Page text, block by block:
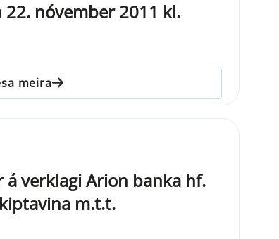
nóvember 2011 kl.
meira
verklagi Arion banka hf.
m.t.t.